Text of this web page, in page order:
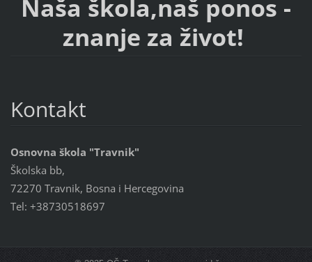
Naša škola,naš ponos -
znanje za život!
Kontakt
Osnovna škola "Travnik"
Školska bb,
72270 Travnik, Bosna i Hercegovina
Tel: +38730518697